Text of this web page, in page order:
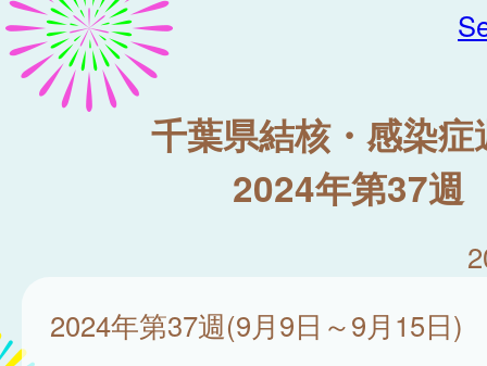
千葉県結核・感染症
2024年第37週
2024年第37週(9月9日～9月15日)